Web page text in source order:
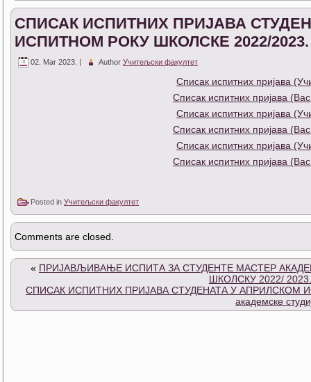
СПИСАК ИСПИТНИХ ПРИЈАВА
ИСПИТНОМ РОКУ ШКОЛСКЕ 2022/2023.
02. Mar 2023. | Author Учитељски факултет
Списак испитних пријава
Списак испитних пријава
Списак испитних пријава
Списак испитних пријава
Списак испитних пријава
Списак испитних пријава
Posted in Учитељски факултет
Comments are closed.
« ПРИЈАВЉИВАЊЕ ИСПИТА ЗА СТУДЕНТЕ МАСТЕР
ШКОЛСКУ 2022/
СПИСАК ИСПИТНИХ ПРИЈАВА СТУДЕНАТА У АПРИЛСКОМ
академске